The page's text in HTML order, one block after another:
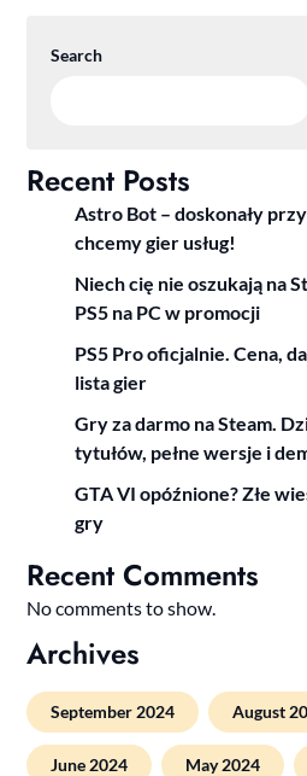
Search
Recent Posts
Astro Bot – doskonały
chcemy gier usług!
Niech cię nie oszukają na
PS5 na PC w promocji
PS5 Pro oficjalnie. Cena,
lista gier
Gry za darmo na Steam.
tytułów, pełne wersje i
GTA VI opóźnione? Złe
gry
Recent Comments
No comments to show.
Archives
September 2024 August
June 2024 May 2024